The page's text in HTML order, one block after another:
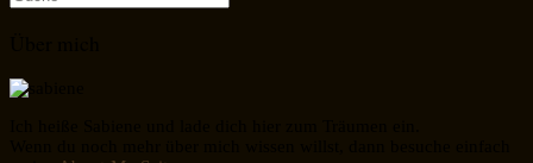
nach: